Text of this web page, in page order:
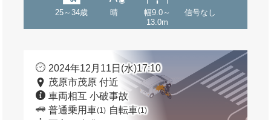
25～34歳 晴
幅9.0～
13.0m
信号なし
2024年12月11日(水)17:10
茂原市茂原 付近
車両相互 小破事故
普通乗用車(1) 自転車(1)